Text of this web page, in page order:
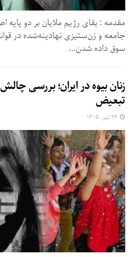
مقدمه : بقای رژیم ملایان بر دو
جامعه و زن‌ستیزی نهادینه‌شده در
سوق داده شدن...
زنان بیوه در ایران؛ بررسی
تبعیض